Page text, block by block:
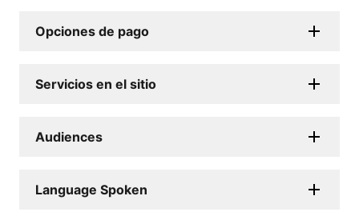
Opciones de pago
Servicios en el sitio
Audiences
Language Spoken